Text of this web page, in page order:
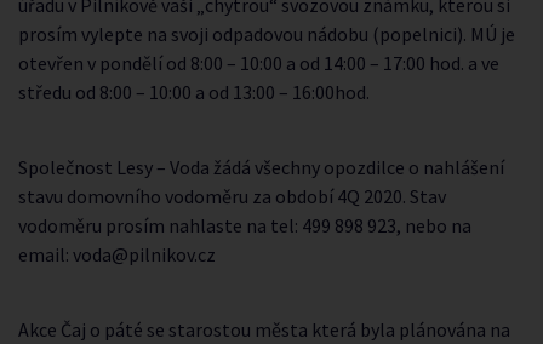
prosím vylepte na svoji odpadovou nádobu (popelnici). MÚ je
otevřen v pondělí od 8:00 – 10:00 a od 14:00 – 17:00 hod. a ve
středu od 8:00 – 10:00 a od 13:00 – 16:00hod.
Společnost Lesy – Voda žádá všechny opozdilce o nahlášení
stavu domovního vodoměru za období 4Q 2020. Stav
vodoměru prosím nahlaste na tel: 499 898 923, nebo na
email: voda@pilnikov.cz
Akce Čaj o páté se starostou města která byla plánována na